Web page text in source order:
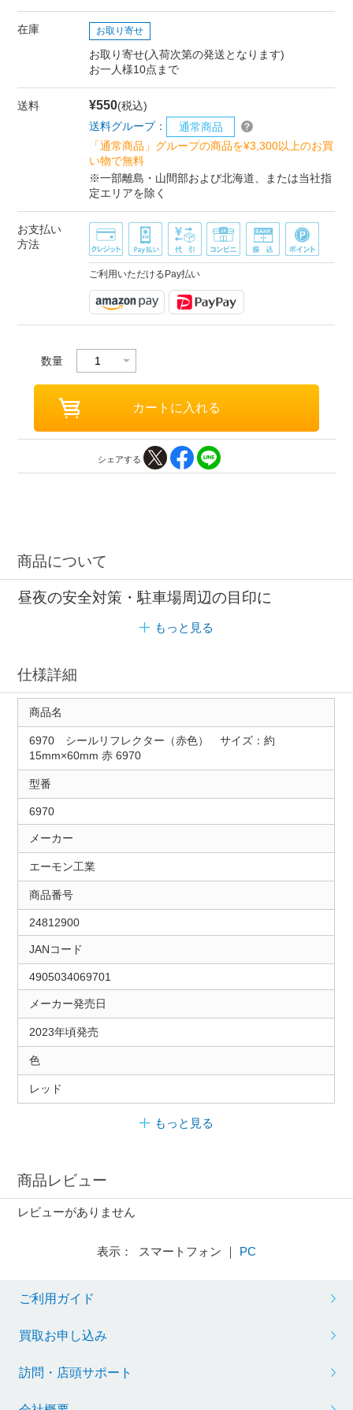
在庫 お取り寄せ
お取り寄せ(入荷次第の発送となります)
お一人様10点まで
送料 ¥550(税込)
送料グループ：
通常商品
「通常商品」グループの商品を¥3,300以上のお買
い物で無料
※一部離島・山間部および北海道、または当社指
定エリアを除く
お支払い
方法
ご利用いただけるPay払い
数量
シェアする
商品について
昼夜の安全対策・駐車場周辺の目印に
もっと見る
仕様詳細
商品名
6970 シールリフレクター（赤色） サイズ：約
15mm×60mm 赤 6970
型番
6970
メーカー
エーモン工業
商品番号
24812900
JANコード
4905034069701
メーカー発売日
2023年頃発売
色
レッド
もっと見る
商品レビュー
レビューがありません
表示： スマートフォン ｜ PC
ご利用ガイド
買取お申し込み
訪問・店頭サポート